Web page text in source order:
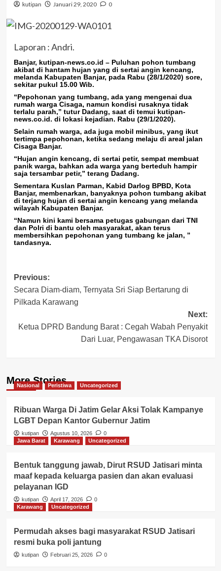
kutipan Januari 29, 2020 0
Laporan : Andri.
Banjar, kutipan-news.co.id – Puluhan pohon tumbang
akibat di hantam hujan yang di sertai angin kencang,
melanda Kabupaten Banjar, pada Rabu (28/1/2020) sore,
sekitar pukul 15.00 Wib.
“Pepohonan yang tumbang, ada yang mengenai dua
rumah warga Cisaga, namun kondisi rusaknya tidak
terlalu parah,” tutur Dadang, saat di temui kutipan-
news.co.id. di lokasi kejadian. Rabu (29/1/2020).
Selain rumah warga, ada juga mobil minibus, yang ikut
tertimpa pepohonan, ketika sedang melaju di areal jalan
Cisaga Banjar.
“Hujan angin kencang, di sertai petir, sempat membuat
panik warga, bahkan ada warga yang berteduh hampir
saja tersambar petir,” terang Dadang.
Sementara Kuslan Parman, Kabid Darlog BPBD, Kota
Banjar, membenarkan, banyaknya pohon tumbang akibat
di terjang hujan di sertai angin kencang yang melanda
wilayah Kabupaten Banjar.
“Namun kini kami bersama petugas gabungan dari TNI
dan Polri di bantu oleh masyarakat, akan terus
membersihkan pepohonan yang tumbang ke jalan, ”
tandasnya.
Post
navigation
Previous:
Secara Diam-diam, Ternyata Sri Siap Bertarung di
Pilkada Karawang
Next:
Ketua DPRD Bandung Barat : Cegah Wabah Penyakit
Dari Luar, Pengawasan TKA Disorot
More Stories
Nasional Peristiwa Uncategorized
Ribuan Warga Di Jatim Gelar Aksi Tolak Kampanye
LGBT Depan Kantor Gubernur Jatim
kutipan Agustus 10, 2026
0
Jawa Barat
Karawang Uncategorized
Bentuk tanggung jawab, Dirut RSUD Jatisari minta
maaf kepada keluarga pasien dan akan evaluasi
pelayanan IGD
kutipan April 17, 2026
0
Karawang
Uncategorized
Permudah akses bagi masyarakat RSUD Jatisari
resmi buka poli jantung
kutipan Februari 25, 2026 0